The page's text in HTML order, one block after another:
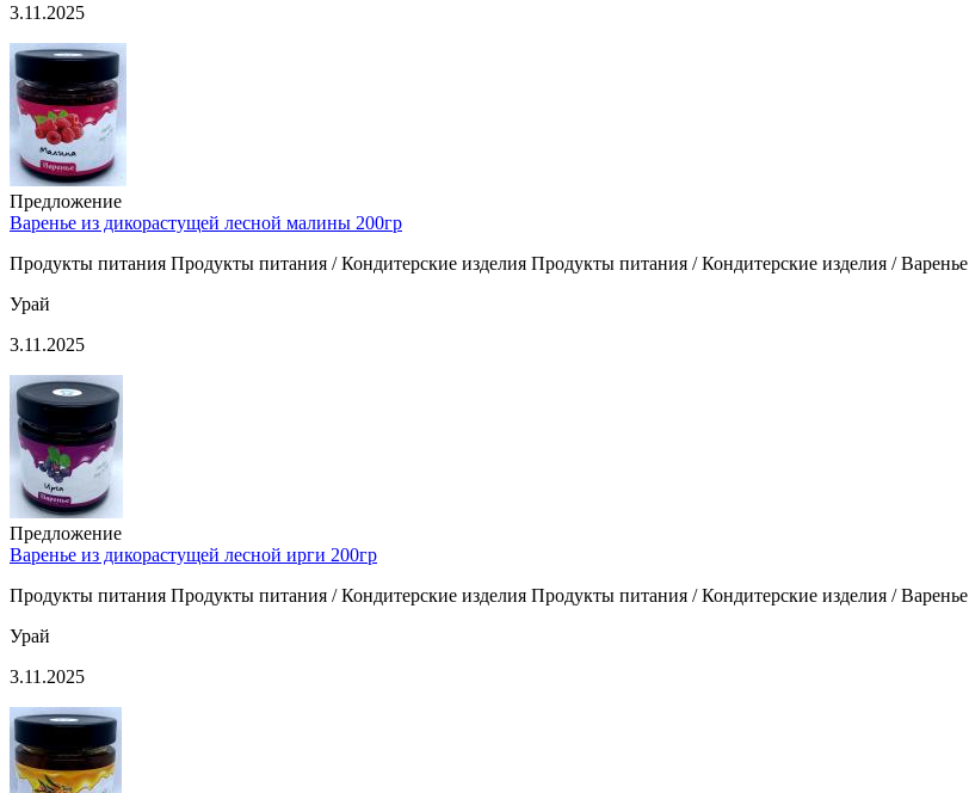
3.11.2025
Предложение
Варенье из дикорастущей лесной малины 200гр
Продукты питания Продукты питания / Кондитерские изделия Продукты питания / Кондитерские изделия / Варенье
Урай
3.11.2025
Предложение
Варенье из дикорастущей лесной ирги 200гр
Продукты питания Продукты питания / Кондитерские изделия Продукты питания / Кондитерские изделия / Варенье
Урай
3.11.2025